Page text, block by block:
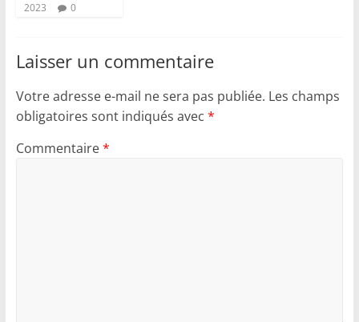
2023
0
Laisser un commentaire
Votre adresse e-mail ne sera pas publiée. Les champs
obligatoires sont indiqués avec *
Commentaire*